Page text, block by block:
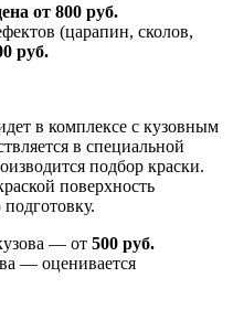
от 800 руб.
(царапин, сколов,
руб.
в комплексе с кузовным
в специальной
подбор краски.
поверхность
— от 500 руб.
— оценивается